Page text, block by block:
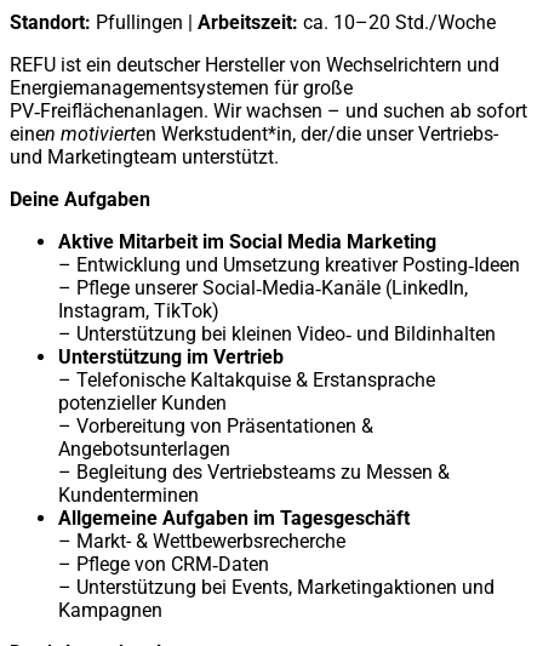
Standort: Pfullingen | Arbeitszeit: ca. 10–20 Std./Woche
REFU ist ein deutscher Hersteller von Wechselrichtern und
Energiemanagementsystemen für große
PV‑Freiflächenanlagen. Wir wachsen – und suchen ab sofort
einen motivierten Werkstudent*in, der/die unser Vertriebs-
und Marketingteam unterstützt.
Deine Aufgaben
Aktive Mitarbeit im Social Media Marketing
– Entwicklung und Umsetzung kreativer Posting‑Ideen
– Pflege unserer Social‑Media‑Kanäle (LinkedIn,
Instagram, TikTok)
– Unterstützung bei kleinen Video‑ und Bildinhalten
Unterstützung im Vertrieb
– Telefonische Kaltakquise & Erstansprache
potenzieller Kunden
– Vorbereitung von Präsentationen &
Angebotsunterlagen
– Begleitung des Vertriebsteams zu Messen &
Kundenterminen
Allgemeine Aufgaben im Tagesgeschäft
– Markt- & Wettbewerbsrecherche
– Pflege von CRM‑Daten
– Unterstützung bei Events, Marketingaktionen und
Kampagnen